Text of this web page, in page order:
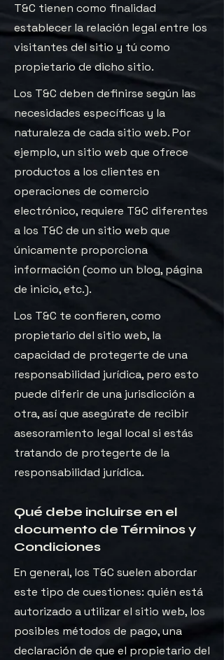
T&C tienen como finalidad
establecer la relación legal entre los
visitantes del sitio y tú como
propietario de dicho sitio.
Los T&C deben definirse según las
necesidades específicas y la
naturaleza de cada sitio web. Por
ejemplo, un sitio web que ofrece
productos a los clientes en
operaciones de comercio
electrónico, requiere T&C diferentes
a los T&C de un sitio web que
únicamente proporciona
información (como un blog, página
de inicio, etc.).
Los T&C te confieren, como
propietario del sitio web, la
capacidad de protegerte de una
responsabilidad jurídica, pero esto
puede diferir de una jurisdicción a
otra, así que asegúrate de recibir
asesoramiento legal local si estás
tratando de protegerte de la
responsabilidad jurídica.
Qué debe incluirse en el
documento de Términos y
Condiciones
En general, los T&C suelen abordar
este tipo de cuestiones: quién está
autorizado a utilizar el sitio web, los
posibles métodos de pago, una
declaración de que el propietario del